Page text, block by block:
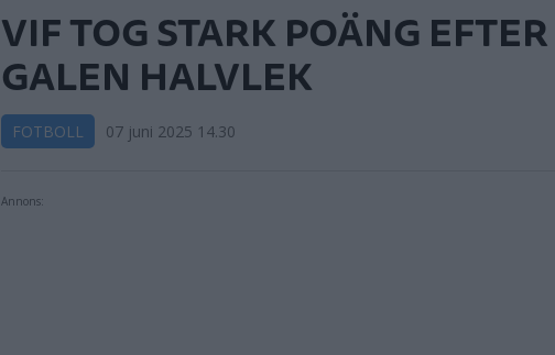
VIF TOG STARK POÄNG EFTER
GALEN HALVLEK
FOTBOLL 07 juni 2025 14.30
Annons: